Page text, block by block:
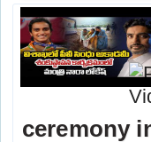
ceremony